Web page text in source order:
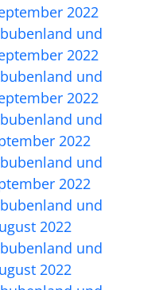
2022
und
2022
und
2022
und
2022
und
2022
und
2022
und
2022